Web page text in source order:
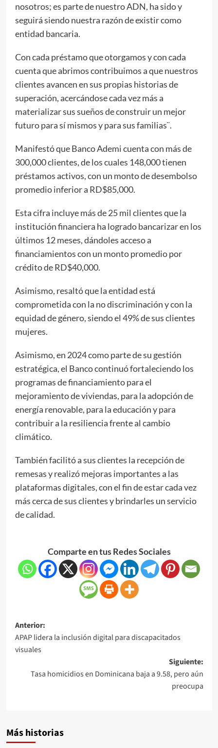
nosotros; es parte de nuestro ADN, ha sido y
seguirá siendo nuestra razón de existir como
entidad bancaria.
Con cada préstamo que otorgamos y con cada
cuenta que abrimos contribuimos a que nuestros
clientes avancen en sus propias historias de
superación, acercándose cada vez más a
materializar sus sueños de construir un mejor
futuro para sí mismos y para sus familias¨.
Manifestó que Banco Ademi cuenta con más de
300,000 clientes, de los cuales 148,000 tienen
préstamos activos, con un monto de desembolso
promedio inferior a RD$85,000.
Esta cifra incluye más de 25 mil clientes que la
institución financiera ha logrado bancarizar en los
últimos 12 meses, dándoles acceso a
financiamientos con un monto promedio por
crédito de RD$40,000.
Asimismo, resaltó que la entidad está
comprometida con la no discriminación y con la
equidad de género, siendo el 49% de sus clientes
mujeres.
Asimismo, en 2024 como parte de su gestión
estratégica, el Banco continuó fortaleciendo los
programas de financiamiento para el
mejoramiento de viviendas, para la adopción de
energía renovable, para la educación y para
contribuir a la resiliencia frente al cambio
climático.
También facilitó a sus clientes la recepción de
remesas y realizó mejoras importantes a las
plataformas digitales, con el fin de estar cada vez
más cerca de sus clientes y brindarles un servicio
de calidad.
Comparte en tus Redes Sociales
Anterior:
APAP lidera la inclusión digital para discapacitados
visuales
Siguiente:
Tasa homicidios en Dominicana baja a 9.58, pero aún
preocupa
Más historias